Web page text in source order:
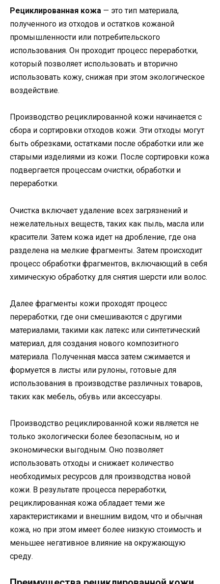
Рециклированная кожа — это тип материала,
полученного из отходов и остатков кожаной
промышленности или потребительского
использования. Он проходит процесс переработки,
который позволяет использовать и вторично
использовать кожу, снижая при этом экологическое
воздействие.
Производство рециклированной кожи начинается с
сбора и сортировки отходов кожи. Эти отходы могут
быть обрезками, остатками после обработки или же
старыми изделиями из кожи. После сортировки кожа
подвергается процессам очистки, обработки и
переработки.
Очистка включает удаление всех загрязнений и
нежелательных веществ, таких как пыль, масла или
красители. Затем кожа идет на дробление, где она
разделена на мелкие фрагменты. Затем происходит
процесс обработки фрагментов, включающий в себя
химическую обработку для снятия шерсти или волос.
Далее фрагменты кожи проходят процесс
переработки, где они смешиваются с другими
материалами, такими как латекс или синтетический
материал, для создания нового композитного
материала. Полученная масса затем сжимается и
формуется в листы или рулоны, готовые для
использования в производстве различных товаров,
таких как мебель, обувь или аксессуары.
Производство рециклированной кожи является не
только экологически более безопасным, но и
экономически выгодным. Оно позволяет
использовать отходы и снижает количество
необходимых ресурсов для производства новой
кожи. В результате процесса переработки,
рециклированная кожа обладает теми же
характеристиками и внешним видом, что и обычная
кожа, но при этом имеет более низкую стоимость и
меньшее негативное влияние на окружающую
среду.